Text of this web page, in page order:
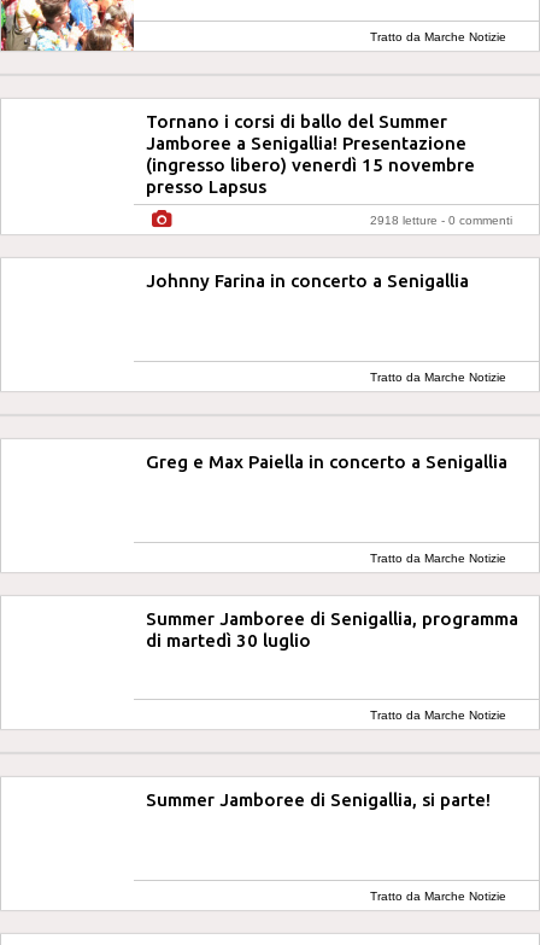
Tratto da Marche Notizie
Tornano i corsi di ballo del Summer
Jamboree a Senigallia! Presentazione
(ingresso libero) venerdì 15 novembre
presso Lapsus
2918 letture - 0 commenti
Johnny Farina in concerto a Senigallia
Tratto da Marche Notizie
Greg e Max Paiella in concerto a Senigallia
Tratto da Marche Notizie
Summer Jamboree di Senigallia, programma
di martedì 30 luglio
Tratto da Marche Notizie
Summer Jamboree di Senigallia, si parte!
Tratto da Marche Notizie